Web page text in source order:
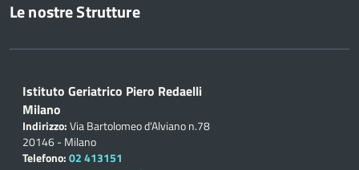
Le nostre Strutture
Istituto Geriatrico Piero Redaelli
Milano
Indirizzo:Via Bartolomeo d'Alviano n.78
20146 - Milano
Telefono:02 413151